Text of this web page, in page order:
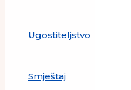
Ugostiteljstvo
Smještaj